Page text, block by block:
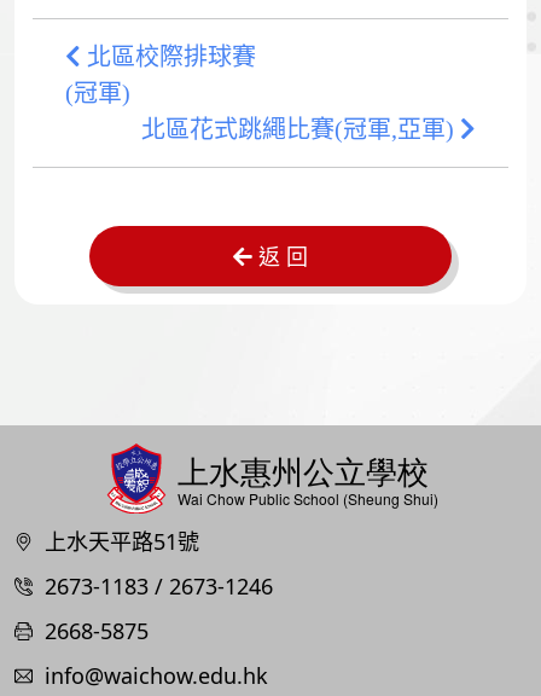
北區校際排球賽
(冠軍)
北區花式跳繩比賽(冠軍,亞軍)
返 回
上水天平路51號
2673-1183 / 2673-1246
2668-5875
info@waichow.edu.hk